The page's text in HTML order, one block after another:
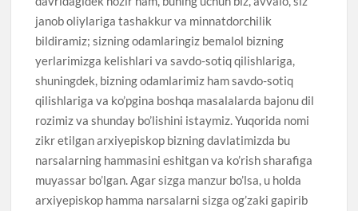
janob oliylariga tashakkur va minnatdorchilik
bildiramiz; sizning odamlaringiz bemalol bizning
yerlarimizga kelishlari va savdo-sotiq qilishlariga,
shuningdek, bizning odamlarimiz ham savdo-sotiq
qilishlariga va ko’pgina boshqa masalalarda bajonu dil
rozimiz va shunday bo’lishini istaymiz. Yuqorida nomi
zikr etilgan arxiyepiskop bizning davlatimizda bu
narsalarning hammasini eshitgan va ko’rish sharafiga
muyassar bo’lgan. Agar sizga manzur bo’lsa, u holda
arxiyepiskop hamma narsalarni sizga og’zaki gapirib